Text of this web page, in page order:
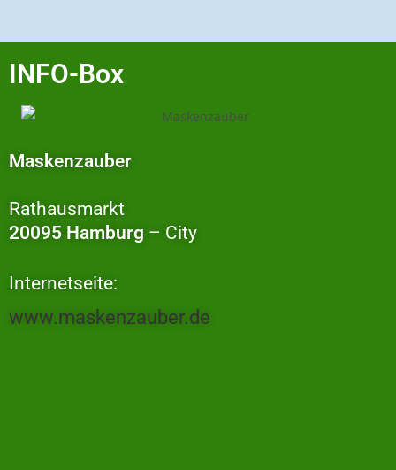
INFO-Box
Maskenzauber
Rathausmarkt
20095 Hamburg – City
Internetseite:
www.maskenzauber.de